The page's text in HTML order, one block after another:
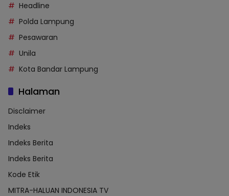
Headline
Polda Lampung
Pesawaran
Unila
Kota Bandar Lampung
Halaman
Disclaimer
Indeks
Indeks Berita
Indeks Berita
Kode Etik
MITRA-HALUAN INDONESIA TV